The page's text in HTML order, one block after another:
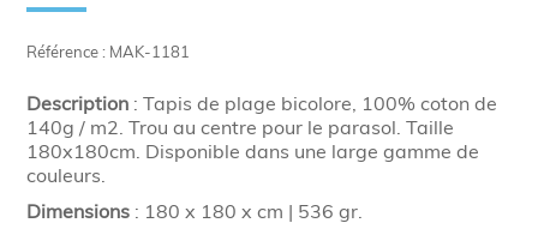
Référence : MAK-1181
Description : Tapis de plage bicolore, 100% coton de
140g / m2. Trou au centre pour le parasol. Taille
180x180cm. Disponible dans une large gamme de
couleurs.
Dimensions : 180 x 180 x cm | 536 gr.